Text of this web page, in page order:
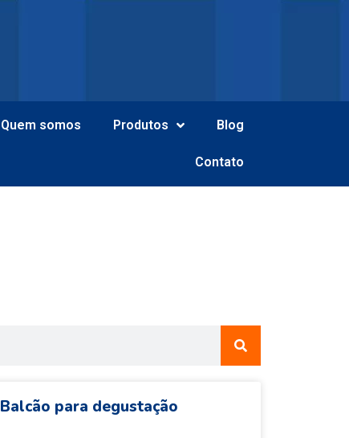
Quem somos Produtos Blog
Contato
Balcão para degustação